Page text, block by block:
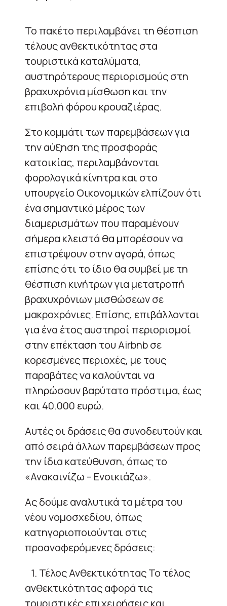
Το πακέτο περιλαμβάνει τη θέσπιση
τέλους ανθεκτικότητας στα
τουριστικά καταλύματα,
αυστηρότερους περιορισμούς στη
βραχυχρόνια μίσθωση και την
επιβολή φόρου κρουαζιέρας.
Στο κομμάτι των παρεμβάσεων για
την αύξηση της προσφοράς
κατοικίας, περιλαμβάνονται
φορολογικά κίνητρα και στο
υπουργείο Οικονομικών ελπίζουν ότι
ένα σημαντικό μέρος των
διαμερισμάτων που παραμένουν
σήμερα κλειστά θα μπορέσουν να
επιστρέψουν στην αγορά, όπως
επίσης ότι το ίδιο θα συμβεί με τη
θέσπιση κινήτρων για μετατροπή
βραχυχρόνιων μισθώσεων σε
μακροχρόνιες. Επίσης, επιβάλλονται
για ένα έτος αυστηροί περιορισμοί
στην επέκταση του Airbnb σε
κορεσμένες περιοχές, με τους
παραβάτες να καλούνται να
πληρώσουν βαρύτατα πρόστιμα, έως
και 40.000 ευρώ.
Αυτές οι δράσεις θα συνοδευτούν και
από σειρά άλλων παρεμβάσεων προς
την ίδια κατεύθυνση, όπως το
«Ανακαινίζω – Ενοικιάζω».
Ας δούμε αναλυτικά τα μέτρα του
νέου νομοσχεδίου, όπως
κατηγοριοποιούνται στις
προαναφερόμενες δράσεις:
1. Τέλος Ανθεκτικότητας Το τέλος
ανθεκτικότητας αφορά τις
τουριστικές επιχειρήσεις και